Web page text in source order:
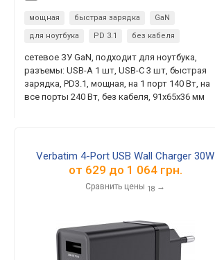
мощная быстрая зарядка
GaN
для ноутбука
PD 3.1 без кабеля
сетевое ЗУ GaN, подходит для ноутбука,
разъемы: USB-A 1 шт, USB-C 3 шт, быстрая
зарядка, PD3.1, мощная, на 1 порт 140 Вт, на
все порты 240 Вт, без кабеля, 91x65x36 мм
Verbatim 4-Port USB Wall Charger 30W
от 629 до 1 064грн.
Сравнить цены 18 →